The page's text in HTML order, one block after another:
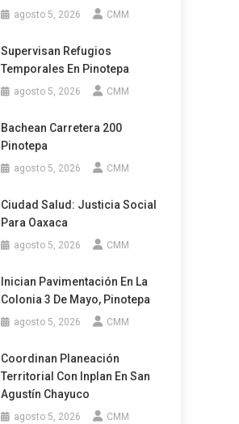
agosto 5, 2026 CMM
Supervisan Refugios
Temporales En Pinotepa
agosto 5, 2026 CMM
Bachean Carretera 200
Pinotepa
agosto 5, 2026 CMM
Ciudad Salud: Justicia Social
Para Oaxaca
agosto 5, 2026 CMM
Inician Pavimentación En La
Colonia 3 De Mayo, Pinotepa
agosto 5, 2026 CMM
Coordinan Planeación
Territorial Con Inplan En San
Agustín Chayuco
agosto 5, 2026 CMM